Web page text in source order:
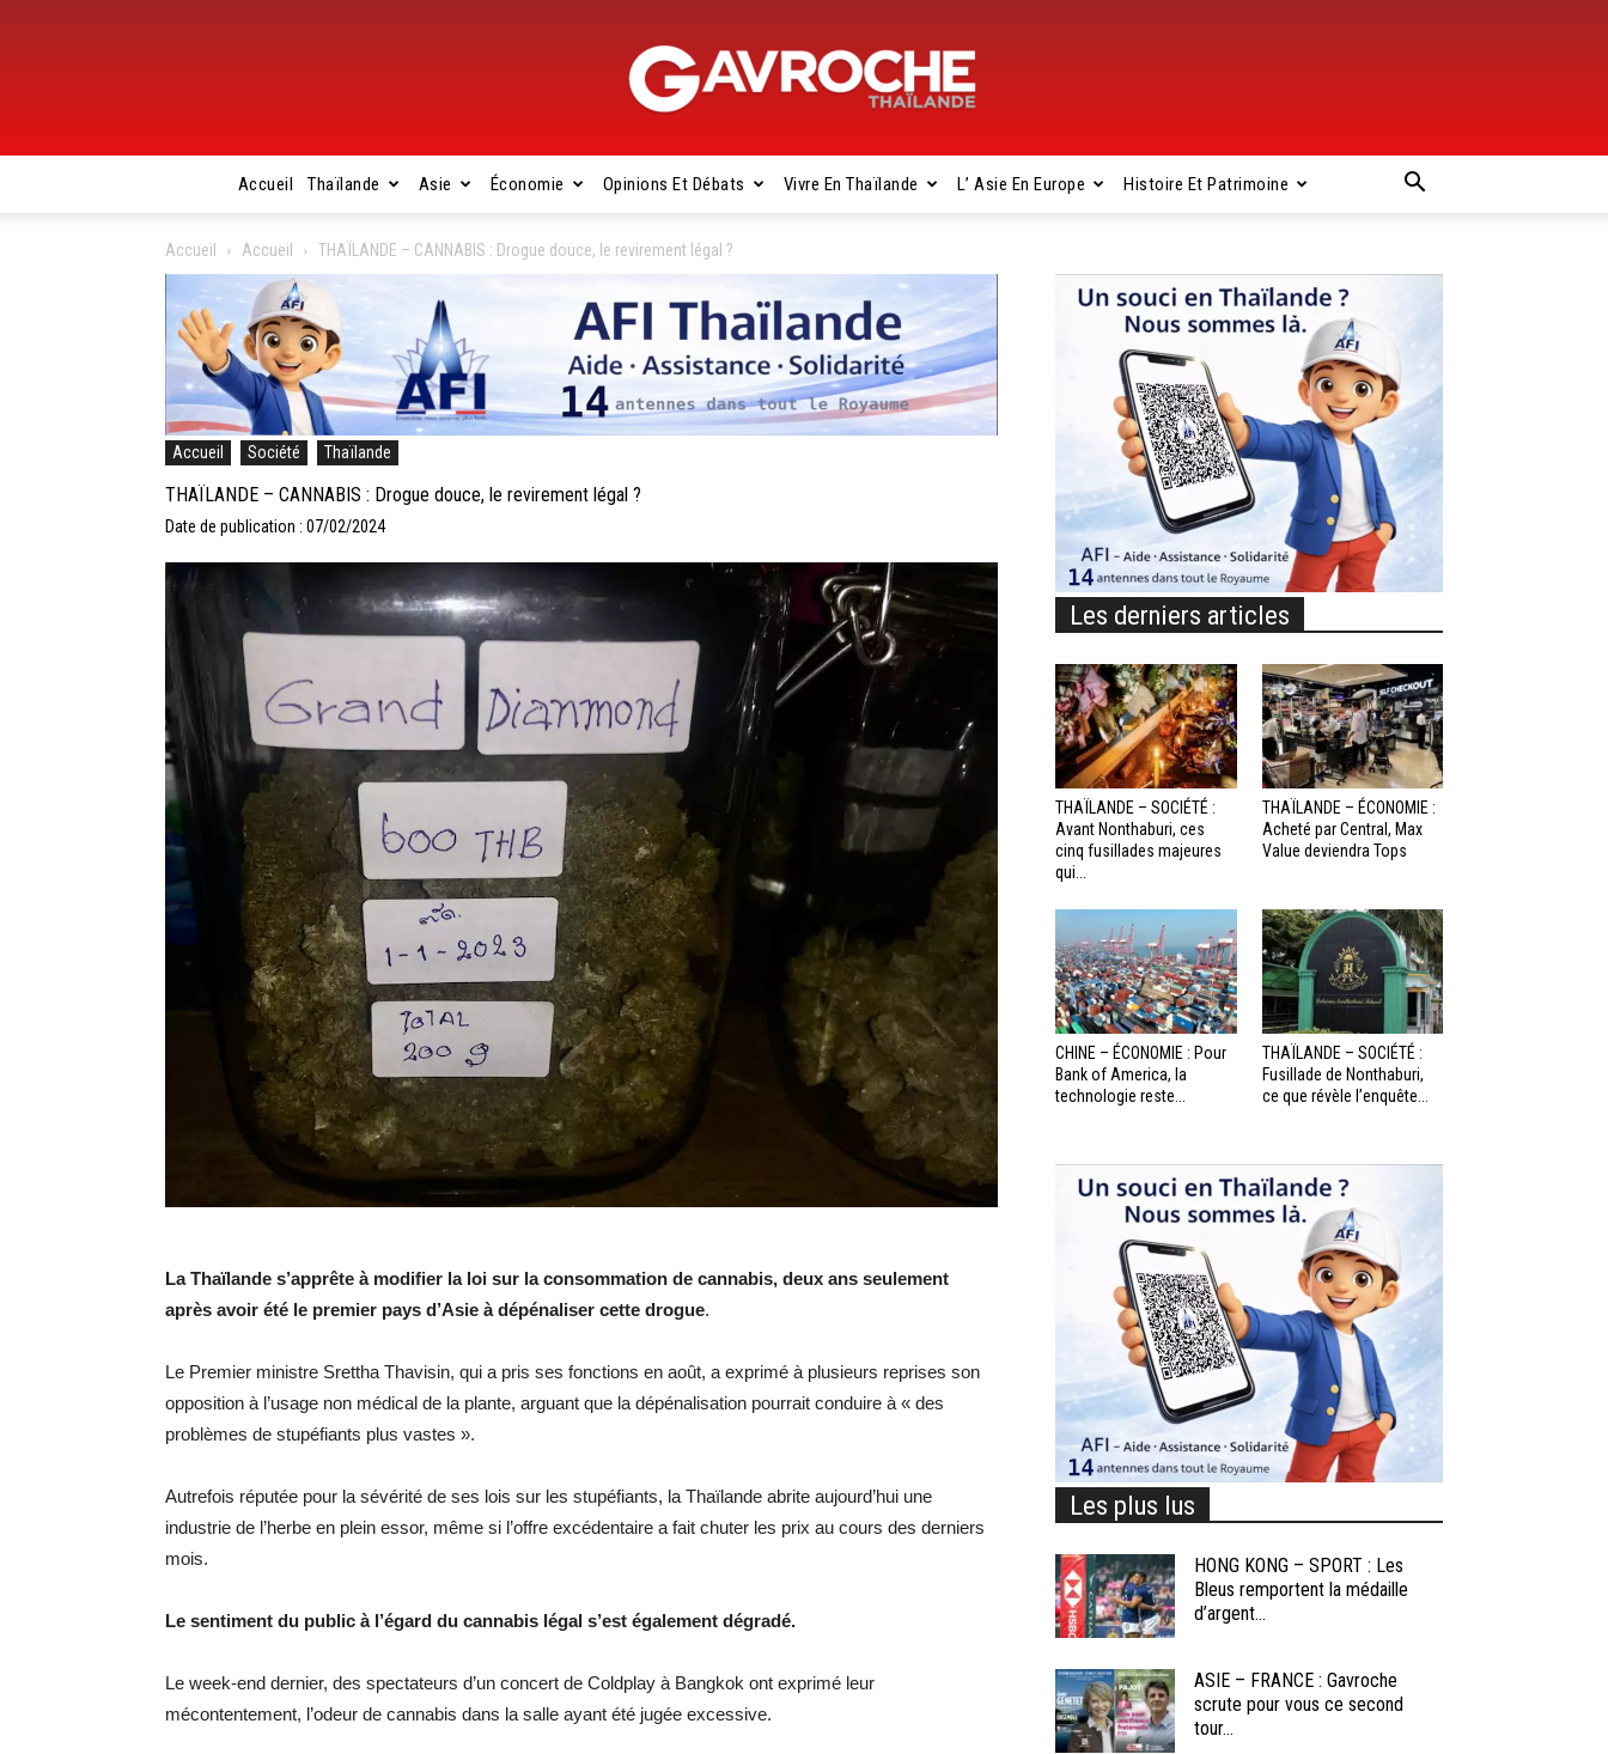
Gavroche
Thaïlande
Accueil Thaïlande Asie Économie Opinions Et Débats Vivre En Thaïlande L’ Asie En Europe Histoire Et Patrimoine
Accueil Accueil THAÏLANDE – CANNABIS : Drogue douce, le revirement légal ?
Accueil Société Thaïlande
THAÏLANDE – CANNABIS : Drogue douce, le revirement légal ?
Date de publication : 07/02/2024
La Thaïlande s’apprête à modifier la loi sur la consommation de cannabis, deux ans seulement
après avoir été le premier pays d’Asie à dépénaliser cette drogue.
Le Premier ministre Srettha Thavisin, qui a pris ses fonctions en août, a exprimé à plusieurs reprises son
opposition à l’usage non médical de la plante, arguant que la dépénalisation pourrait conduire à « des
problèmes de stupéfiants plus vastes ».
Autrefois réputée pour la sévérité de ses lois sur les stupéfiants, la Thaïlande abrite aujourd’hui une
industrie de l’herbe en plein essor, même si l’offre excédentaire a fait chuter les prix au cours des derniers
mois.
Le sentiment du public à l’égard du cannabis légal s’est également dégradé.
Le week-end dernier, des spectateurs d’un concert de Coldplay à Bangkok ont exprimé leur
mécontentement, l’odeur de cannabis dans la salle ayant été jugée excessive.
Les derniers articles
THAÏLANDE – SOCIÉTÉ :
Avant Nonthaburi, ces
cinq fusillades majeures
qui...
THAÏLANDE – ÉCONOMIE :
Acheté par Central, Max
Value deviendra Tops
CHINE – ÉCONOMIE : Pour
Bank of America, la
technologie reste...
THAÏLANDE – SOCIÉTÉ :
Fusillade de Nonthaburi,
ce que révèle l’enquête...
Les plus lus
HONG KONG – SPORT : Les
Bleus remportent la médaille
d’argent...
ASIE – FRANCE : Gavroche
scrute pour vous ce second
tour...